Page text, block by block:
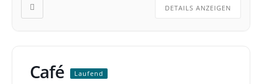
DETAILS ANZEIGEN
Café Laufend